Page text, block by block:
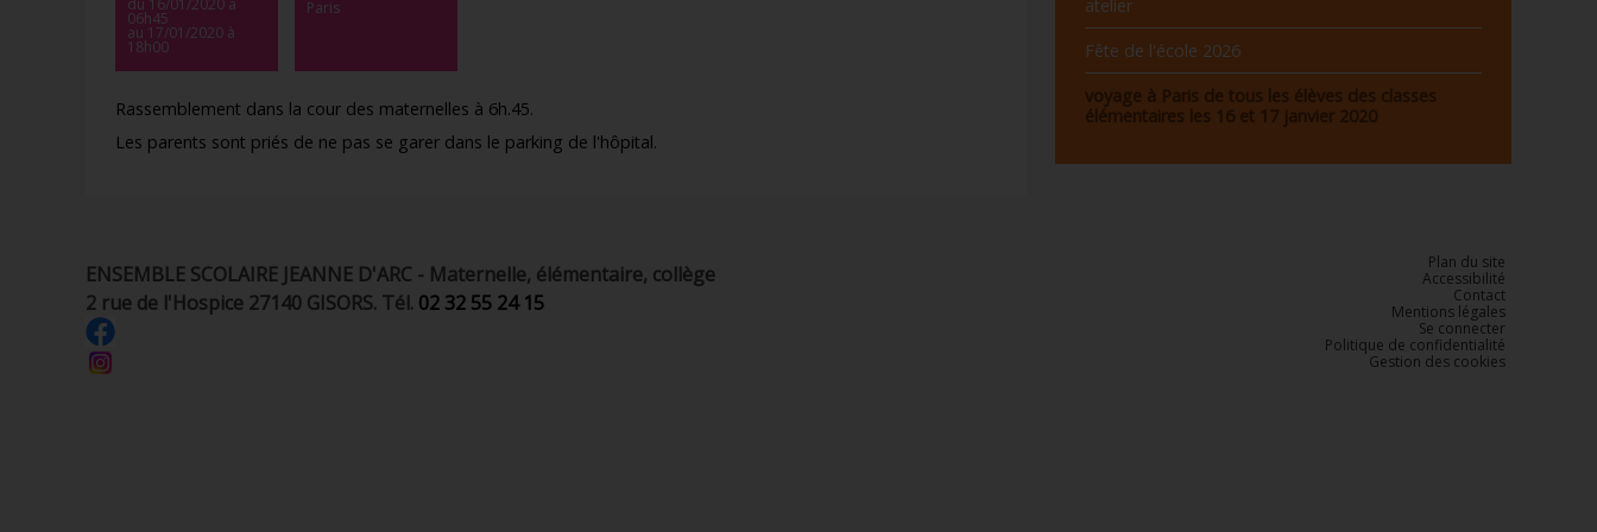
atelier
Fête de l'école 2026
voyage à Paris de tous les élèves des classes
élémentaires les 16 et 17 janvier 2020
du 16/01/2020 à
06h45
au 17/01/2020 à
18h00
Paris
Rassemblement dans la cour des maternelles à 6h.45.
Les parents sont priés de ne pas se garer dans le parking de l'hôpital.
ENSEMBLE SCOLAIRE JEANNE D'ARC - Maternelle, élémentaire, collège
2 rue de l'Hospice 27140 GISORS. Tél. 02 32 55 24 15
Plan du site
Accessibilité
Contact
Mentions légales
Se connecter
Politique de confidentialité
Gestion des cookies